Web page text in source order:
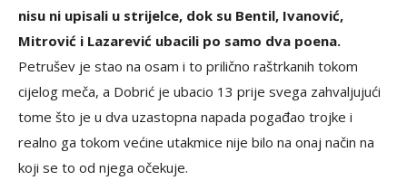
nisu ni upisali u strijelce, dok su Bentil, Ivanović,
Mitrović i Lazarević ubacili po samo dva poena.
Petrušev je stao na osam i to prilično raštrkanih tokom
cijelog meča, a Dobrić je ubacio 13 prije svega zahvaljujući
tome što je u dva uzastopna napada pogađao trojke i
realno ga tokom većine utakmice nije bilo na onaj način na
koji se to od njega očekuje.